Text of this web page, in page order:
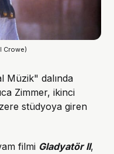
Crowe)
Müzik" dalında
Zimmer, ikinci
stüdyoya giren
filmi Gladyatör II,